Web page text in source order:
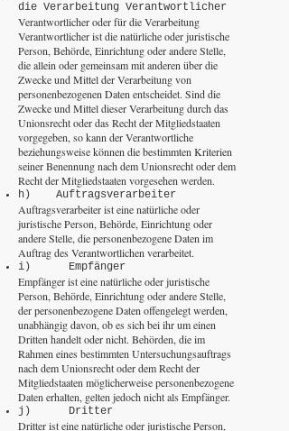
die Verarbeitung Verantwortlicher
Verantwortlicher oder für die Verarbeitung
Verantwortlicher ist die natürliche oder juristische
Person, Behörde, Einrichtung oder andere Stelle,
die allein oder gemeinsam mit anderen über die
Zwecke und Mittel der Verarbeitung von
personenbezogenen Daten entscheidet. Sind die
Zwecke und Mittel dieser Verarbeitung durch das
Unionsrecht oder das Recht der Mitgliedstaaten
vorgegeben, so kann der Verantwortliche
beziehungsweise können die bestimmten Kriterien
seiner Benennung nach dem Unionsrecht oder dem
Recht der Mitgliedstaaten vorgesehen werden.
h) Auftragsverarbeiter
Auftragsverarbeiter ist eine natürliche oder
juristische Person, Behörde, Einrichtung oder
andere Stelle, die personenbezogene Daten im
Auftrag des Verantwortlichen verarbeitet.
i) Empfänger
Empfänger ist eine natürliche oder juristische
Person, Behörde, Einrichtung oder andere Stelle,
der personenbezogene Daten offengelegt werden,
unabhängig davon, ob es sich bei ihr um einen
Dritten handelt oder nicht. Behörden, die im
Rahmen eines bestimmten Untersuchungsauftrags
nach dem Unionsrecht oder dem Recht der
Mitgliedstaaten möglicherweise personenbezogene
Daten erhalten, gelten jedoch nicht als Empfänger.
j) Dritter
Dritter ist eine natürliche oder juristische Person,